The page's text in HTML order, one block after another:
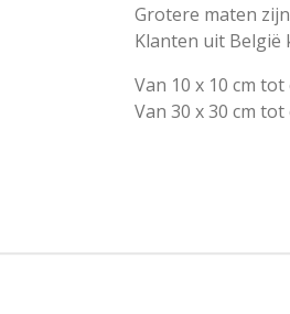
Grotere maten
Klanten uit België
Van 10 x 10 cm
Van 30 x 30 cm